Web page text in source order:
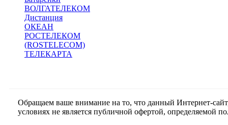
ВОЛГАТЕЛЕКОМ
Дистанция
ОКЕАН
РОСТЕЛЕКОМ
(ROSTELECOM)
ТЕЛЕКАРТА
Обращаем ваше внимание на то, что данный Интернет-
условиях не является публичной офертой, определяемой